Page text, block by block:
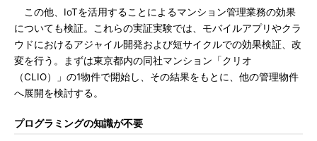
この他、IoTを活用することによるマンション管理業務の効果
についても検証。これらの実証実験では、モバイルアプリやクラ
ウドにおけるアジャイル開発および短サイクルでの効果検証、改
変を行う。まずは東京都内の同社マンション「クリオ
（CLIO）」の1物件で開始し、その結果をもとに、他の管理物件
へ展開を検討する。
プログラミングの知識が不要